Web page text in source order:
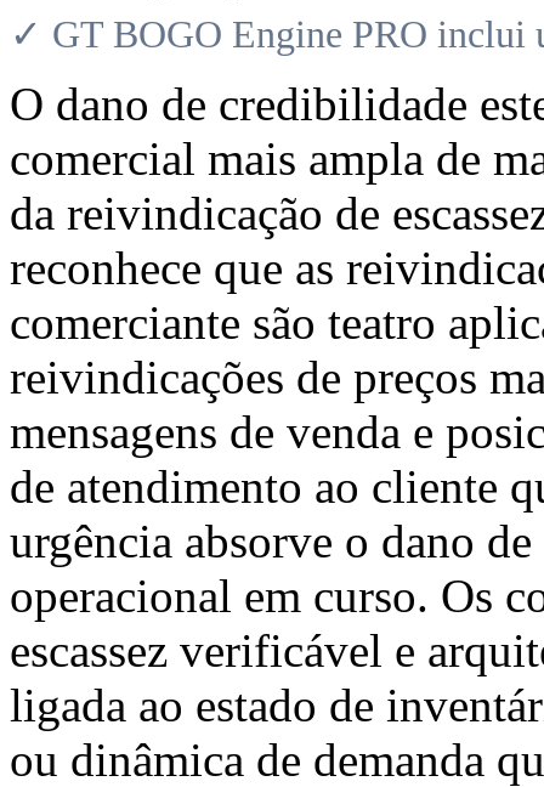
✓ GT BOGO Engine PRO inclui
O dano de credibilidade
comercial mais ampla de
da reivindicação de
reconhece que as
comerciante são teatro
reivindicações de preços
mensagens de venda e
de atendimento ao cliente
urgência absorve o dano
operacional em curso. Os
escassez verificável e
ligada ao estado de
ou dinâmica de demanda